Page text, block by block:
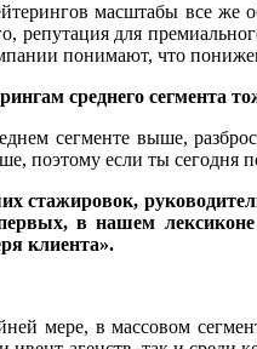
масштабы все же
репутация для
понимают, что
среднего сегмента
сегменте выше,
поэтому если ты сегодня
стажировок,
в нашем
клиента».
мере, в массовом